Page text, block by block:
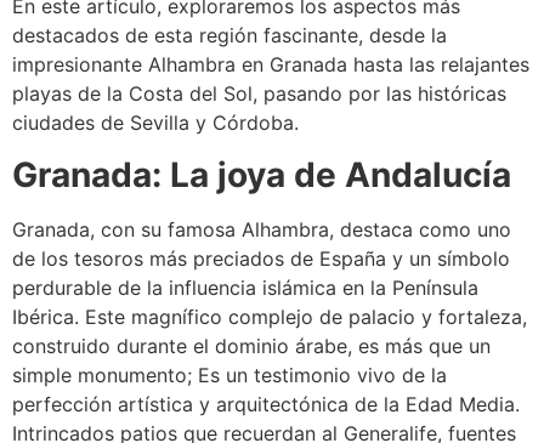
En este artículo, exploraremos los aspectos más
destacados de esta región fascinante, desde la
impresionante Alhambra en Granada hasta las relajantes
playas de la Costa del Sol, pasando por las históricas
ciudades de Sevilla y Córdoba.
Granada: La joya de Andalucía
Granada, con su famosa Alhambra, destaca como uno
de los tesoros más preciados de España y un símbolo
perdurable de la influencia islámica en la Península
Ibérica. Este magnífico complejo de palacio y fortaleza,
construido durante el dominio árabe, es más que un
simple monumento; Es un testimonio vivo de la
perfección artística y arquitectónica de la Edad Media.
Intrincados patios que recuerdan al Generalife, fuentes